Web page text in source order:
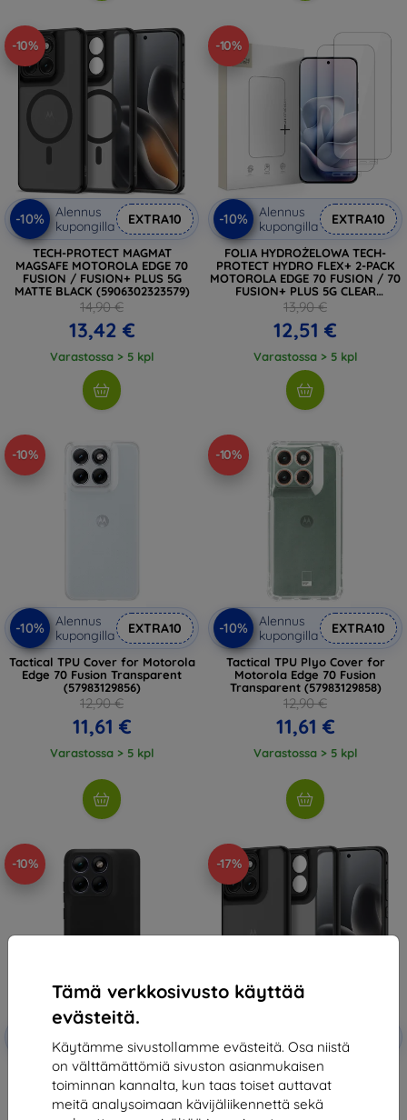
Tämä verkkosivusto käyttää
evästeitä.
Käytämme sivustollamme evästeitä. Osa niistä
on välttämättömiä sivuston asianmukaisen
toiminnan kannalta, kun taas toiset auttavat
meitä analysoimaan kävijäliikennettä sekä
-10%
-10%
Alennus
kupongilla
EXTRA10
TECH-PROTECT MAGMAT
MAGSAFE MOTOROLA EDGE 70
FUSION / FUSION+ PLUS 5G
MATTE BLACK (5906302323579)
14,90 €
13,42 €
Varastossa > 5 kpl
-10%
-10%
Alennus
kupongilla
EXTRA10
FOLIA HYDROŻELOWA TECH-
PROTECT HYDRO FLEX+ 2-PACK
MOTOROLA EDGE 70 FUSION / 70
FUSION+ PLUS 5G CLEAR
(5906302340118)
13,90 €
12,51 €
Varastossa > 5 kpl
-10%
-10%
Alennus
kupongilla
EXTRA10
Tactical TPU Cover for Motorola
Edge 70 Fusion Transparent
(57983129856)
12,90 €
11,61 €
Varastossa > 5 kpl
-10%
-10%
Alennus
kupongilla
EXTRA10
Tactical TPU Plyo Cover for
Motorola Edge 70 Fusion
Transparent (57983129858)
12,90 €
11,61 €
Varastossa > 5 kpl
-10%
Alennus
kupongilla
Tactical TPU Cover for Motorola
Edge 70 Fusion Black
(57983129857)
12,90 €
-17%
kupongilla
TECH-PROTECT MAGMAT
MOTOROLA EDGE 70 FUSION /
FUSION+ PLUS 5G MATTE BLACK
(5906302322763)